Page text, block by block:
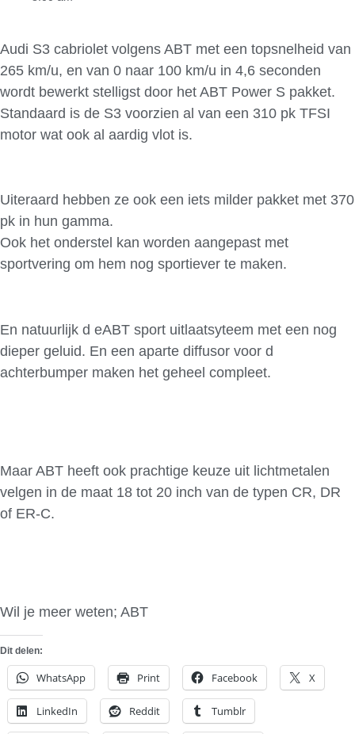
Audi S3 cabriolet volgens ABT met een topsnelheid van
265 km/u, en van 0 naar 100 km/u in 4,6 seconden
wordt bewerkt stelligst door het ABT Power S pakket.
Standaard is de S3 voorzien al van een 310 pk TFSI
motor wat ook al aardig vlot is.
Uiteraard hebben ze ook een iets milder pakket met 370
pk in hun gamma.
Ook het onderstel kan worden aangepast met
sportvering om hem nog sportiever te maken.
En natuurlijk d eABT sport uitlaatsyteem met een nog
dieper geluid. En een aparte diffusor voor d
achterbumper maken het geheel compleet.
Maar ABT heeft ook prachtige keuze uit lichtmetalen
velgen in de maat 18 tot 20 inch van de typen CR, DR
of ER-C.
Wil je meer weten; ABT
Dit delen:
WhatsApp Print Facebook X
LinkedIn Reddit Tumblr